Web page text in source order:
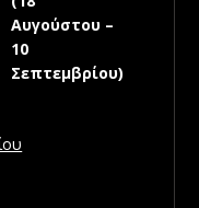
Αυγούστου –
10
Σεπτεμβρίου)